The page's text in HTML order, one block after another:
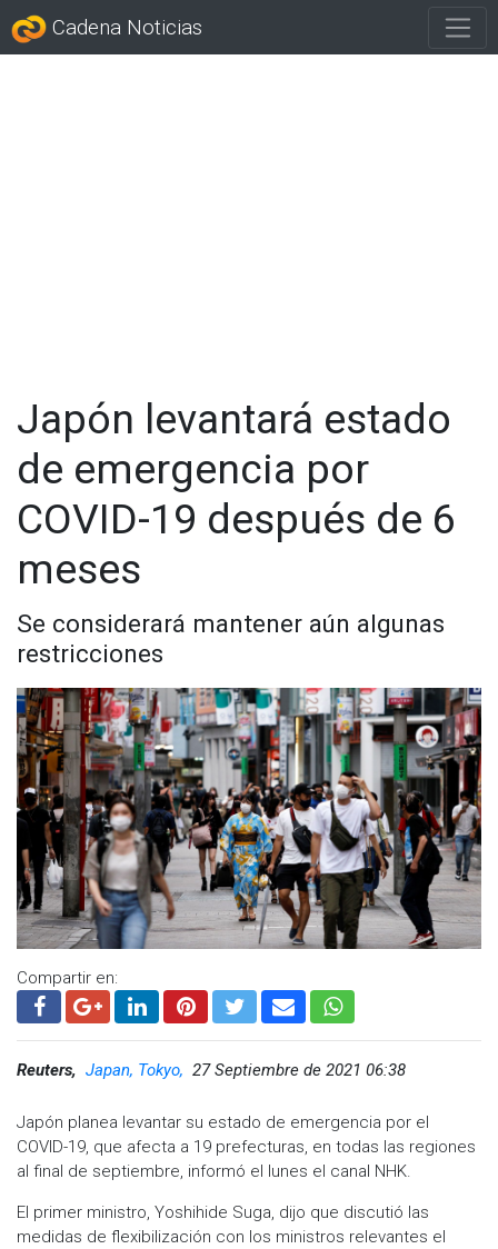
Cadena Noticias
Japón levantará estado
de emergencia por
COVID-19 después de 6
meses
Se considerará mantener aún algunas
restricciones
Compartir en:
Reuters, Japan, Tokyo, 27 Septiembre de 2021 06:38
Japón planea levantar su estado de emergencia por el
COVID-19, que afecta a 19 prefecturas, en todas las regiones
al final de septiembre, informó el lunes el canal ​​NHK.
El primer ministro, Yoshihide Suga, dijo que discutió las
medidas de flexibilización con los ministros relevantes el